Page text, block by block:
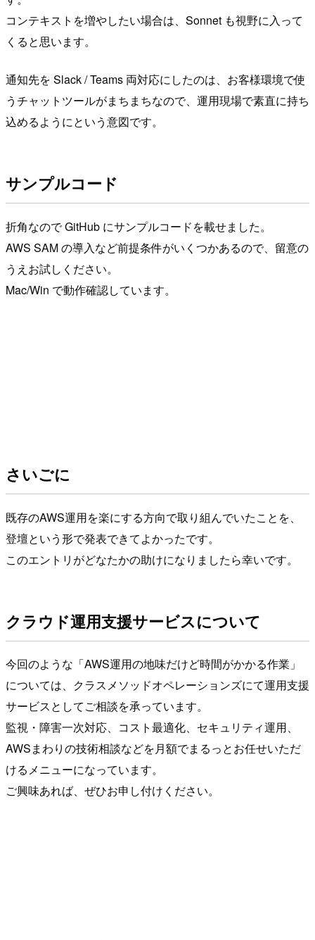
コンテキストを増やしたい場合は、Sonnet も視野に入って
くると思います。
通知先を Slack / Teams 両対応にしたのは、お客様環境で使
うチャットツールがまちまちなので、運用現場で素直に持ち
込めるようにという意図です。
サンプルコード
折角なので GitHub にサンプルコードを載せました。
AWS SAM の導入など前提条件がいくつかあるので、留意の
うえお試しください。
Mac/Win で動作確認しています。
さいごに
既存のAWS運用を楽にする方向で取り組んでいたことを、
登壇という形で発表できてよかったです。
このエントリがどなたかの助けになりましたら幸いです。
クラウド運用支援サービスについて
今回のような「AWS運用の地味だけど時間がかかる作業」
については、クラスメソッドオペレーションズにて運用支援
サービスとしてご相談を承っています。
監視・障害一次対応、コスト最適化、セキュリティ運用、
AWSまわりの技術相談などを月額でまるっとお任せいただ
けるメニューになっています。
ご興味あれば、ぜひお申し付けください。